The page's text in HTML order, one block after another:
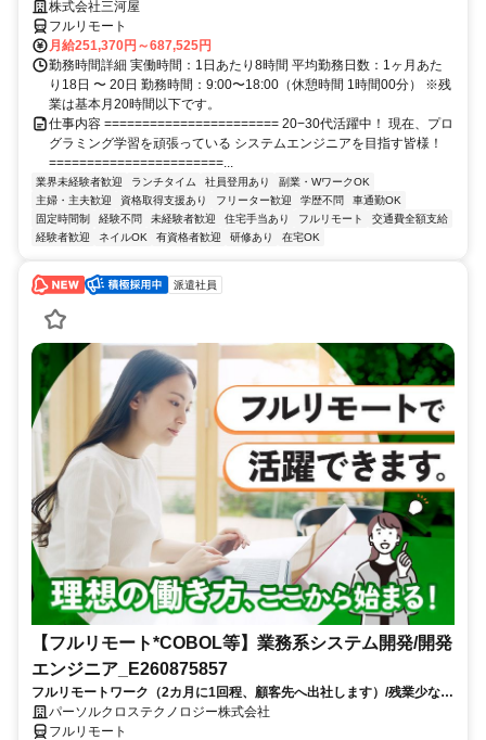
株式会社三河屋
フルリモート
月給251,370円～687,525円
勤務時間詳細 実働時間：1日あたり8時間 平均勤務日数：1ヶ月あた
り18日 〜 20日 勤務時間：9:00〜18:00（休憩時間 1時間00分） ※残
業は基本月20時間以下です。
仕事内容 ======================= 20−30代活躍中！ 現在、プロ
グラミング学習を頑張っている システムエンジニアを目指す皆様！
=======================...
業界未経験者歓迎 ランチタイム 社員登用あり
副業・WワークOK
主婦・主夫歓迎
資格取得支援あり フリーター歓迎 学歴不問
車通勤OK
固定時間制
経験不問 未経験者歓迎 住宅手当あり フルリモート
交通費全額支給
経験者歓迎
ネイルOK 有資格者歓迎 研修あり 在宅OK
派遣社員
【フルリモート*COBOL等】業務系システム開発/開発
エンジニア_E260875857
フルリモートワーク（2カ月に1回程、顧客先へ出社します）/残業少なめ
（10時間以内）/正社員登用可能性あり＊紹介予定派遣のお仕事です/9月
スタート/経験を活かせます
パーソルクロステクノロジー株式会社
フルリモート